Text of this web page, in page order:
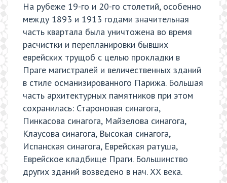
На рубеже 19-го и 20-го столетий, особенно
между 1893 и 1913 годами значительная
часть квартала была уничтожена во время
расчистки и перепланировки бывших
еврейских трущоб с целью прокладки в
Праге магистралей и величественных зданий
в стиле османизированного Парижа. Большая
часть архитектурных памятников при этом
сохранилась: Староновая синагога,
Пинкасова синагога, Майзелова синагога,
Клаусова синагога, Высокая синагога,
Испанская синагога, Еврейская ратуша,
Еврейское кладбище Праги. Большинство
других зданий возведено в нач. ХХ века.